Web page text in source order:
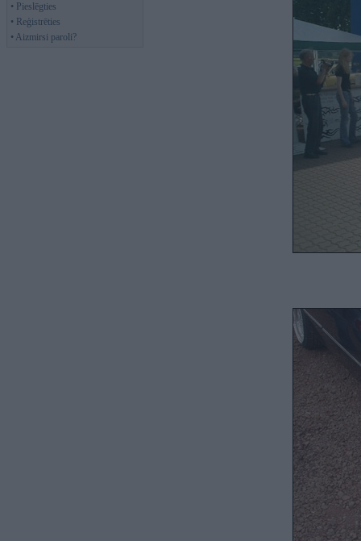
• Pieslēgties
• Reģistrēties
• Aizmirsi paroli?